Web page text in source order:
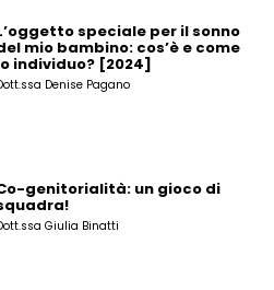
speciale per il sonno
mio bambino: cos’è e come
individuo? [2024]
Denise Pagano
genitorialità: un gioco di
Giulia Binatti